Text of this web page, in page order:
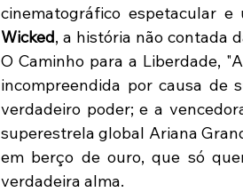
cinematográfico espetacular
Wicked, a história não contada
O Caminho para a Liberdade,
incompreendida por causa de
verdadeiro poder; e a
superestrela global Ariana
em berço de ouro, que só
verdadeira alma.